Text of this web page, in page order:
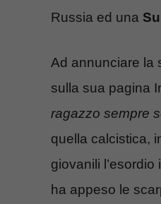
Russia ed una
Ad annunciare la
sulla sua pagina
ragazzo sempre
quella calcistica,
giovanili
ha appeso le